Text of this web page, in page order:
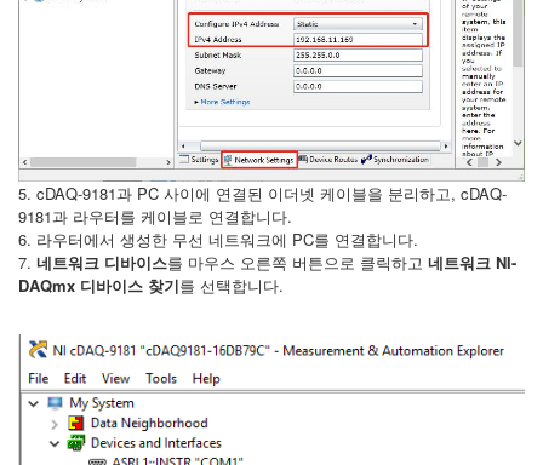
5. cDAQ-9181과 PC 사이에 연결된 이더넷 케이블을 분리하고, cDAQ-
9181과 라우터를 케이블로 연결합니다.
6. 라우터에서 생성한 무선 네트워크에 PC를 연결합니다.
7. 네트워크 디바이스를 마우스 오른쪽 버튼으로 클릭하고 네트워크 NI-
DAQmx 디바이스 찾기를 선택합니다.